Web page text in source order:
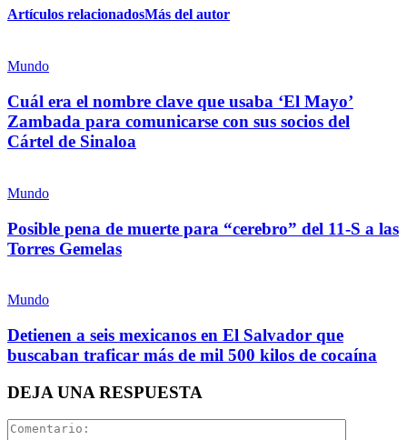
Twitter
Artículos relacionadosMás del autor
Mundo
Cuál era el nombre clave que usaba ‘El Mayo’
Zambada para comunicarse con sus socios del
Cártel de Sinaloa
Mundo
Posible pena de muerte para “cerebro” del 11-S a las
Torres Gemelas
Mundo
Detienen a seis mexicanos en El Salvador que
buscaban traficar más de mil 500 kilos de cocaína
DEJA UNA RESPUESTA